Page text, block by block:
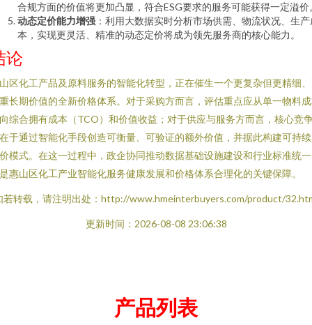
合规方面的价值将更加凸显，符合ESG要求的服务可能获得一定溢价
动态定价能力增强 ：利用大数据实时分析市场供需、物流状况、生
本，实现更灵活、精准的动态定价将成为领先服务商的核心能力。
论
区化工产品及原料服务的智能化转型，正在催生一个更复杂但更精细
长期价值的全新价格体系。对于采购方而言，评估重点应从单一物料
综合拥有成本（TCO）和价值收益；对于供应与服务方而言，核心竞
于通过智能化手段创造可衡量、可验证的额外价值，并据此构建可持
模式。在这一过程中，政企协同推动数据基础设施建设和行业标准统
惠山区化工产业智能化服务健康发展和价格体系合理化的关键保障。
若转载，请注明出处：http://www.hmeinterbuyers.com/product/
更新时间：2026-08-08 23:06:38
产品列表